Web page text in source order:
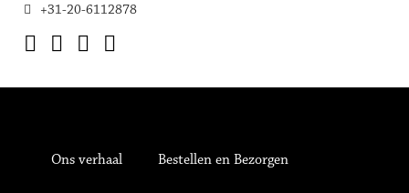
+31-20-6112878
Ons verhaal Bestellen en Bezorgen